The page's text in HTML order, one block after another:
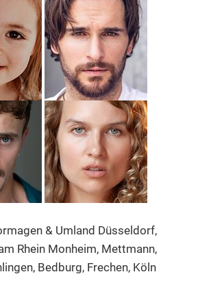
& Umland Düsseldorf,
Rhein Monheim, Mettmann,
Bedburg, Frechen, Köln